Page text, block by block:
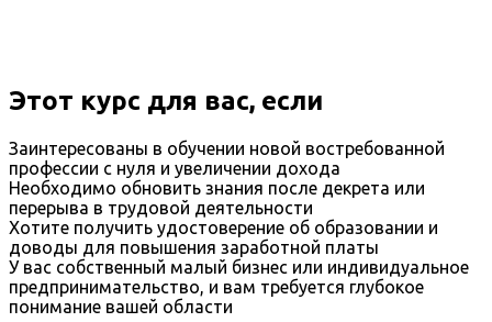
Этот курс для вас, если
Заинтересованы в обучении новой востребованной
профессии с нуля и увеличении дохода
Необходимо обновить знания после декрета или
перерыва в трудовой деятельности
Хотите получить удостоверение об образовании и
доводы для повышения заработной платы
У вас собственный малый бизнес или индивидуальное
предпринимательство, и вам требуется глубокое
понимание вашей области